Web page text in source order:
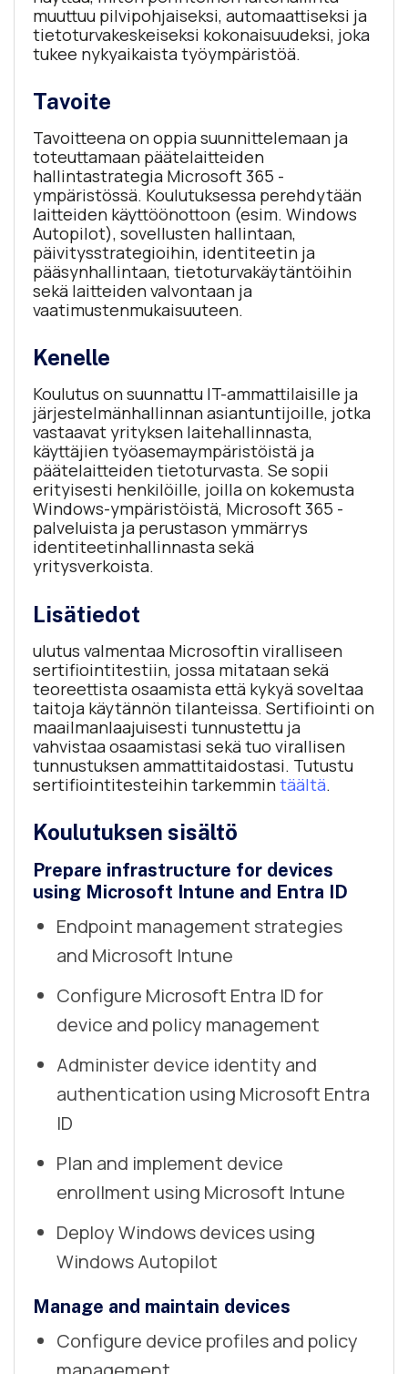
muuttuu pilvipohjaiseksi, automaattiseksi ja
tietoturvakeskeiseksi kokonaisuudeksi, joka
tukee nykyaikaista työympäristöä.
Tavoite
Tavoitteena on oppia suunnittelemaan ja
toteuttamaan päätelaitteiden
hallintastrategia Microsoft 365 -
ympäristössä. Koulutuksessa perehdytään
laitteiden käyttöönottoon (esim. Windows
Autopilot), sovellusten hallintaan,
päivitysstrategioihin, identiteetin ja
pääsynhallintaan, tietoturvakäytäntöihin
sekä laitteiden valvontaan ja
vaatimustenmukaisuuteen.
Kenelle
Koulutus on suunnattu IT-ammattilaisille ja
järjestelmänhallinnan asiantuntijoille, jotka
vastaavat yrityksen laitehallinnasta,
käyttäjien työasemaympäristöistä ja
päätelaitteiden tietoturvasta. Se sopii
erityisesti henkilöille, joilla on kokemusta
Windows-ympäristöistä, Microsoft 365 -
palveluista ja perustason ymmärrys
identiteetinhallinnasta sekä
yritysverkoista.
Lisätiedot
ulutus valmentaa Microsoftin viralliseen
sertifiointitestiin, jossa mitataan sekä
teoreettista osaamista että kykyä soveltaa
taitoja käytännön tilanteissa. Sertifiointi on
maailmanlaajuisesti tunnustettu ja
vahvistaa osaamistasi sekä tuo virallisen
tunnustuksen ammattitaidostasi. Tutustu
sertifiointitesteihin tarkemmintäältä.
Koulutuksen sisältö
Prepare infrastructure for devices
using Microsoft Intune and Entra ID
Endpoint management strategies
and Microsoft Intune
Configure Microsoft Entra ID for
device and policy management
Administer device identity and
authentication using Microsoft Entra
ID
Plan and implement device
enrollment using Microsoft Intune
Deploy Windows devices using
Windows Autopilot
Manage and maintain devices
Configure device profiles and policy